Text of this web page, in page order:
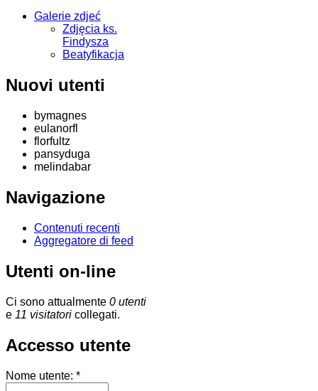
Galerie zdjeć
Zdjęcia ks.
Findysza
Beatyfikacja
Nuovi utenti
bymagnes
eulanorfl
florfultz
pansyduga
melindabar
Navigazione
Contenuti recenti
Aggregatore di feed
Utenti on-line
Ci sono attualmente 0 utenti
e 11 visitatori collegati.
Accesso utente
Nome utente: *